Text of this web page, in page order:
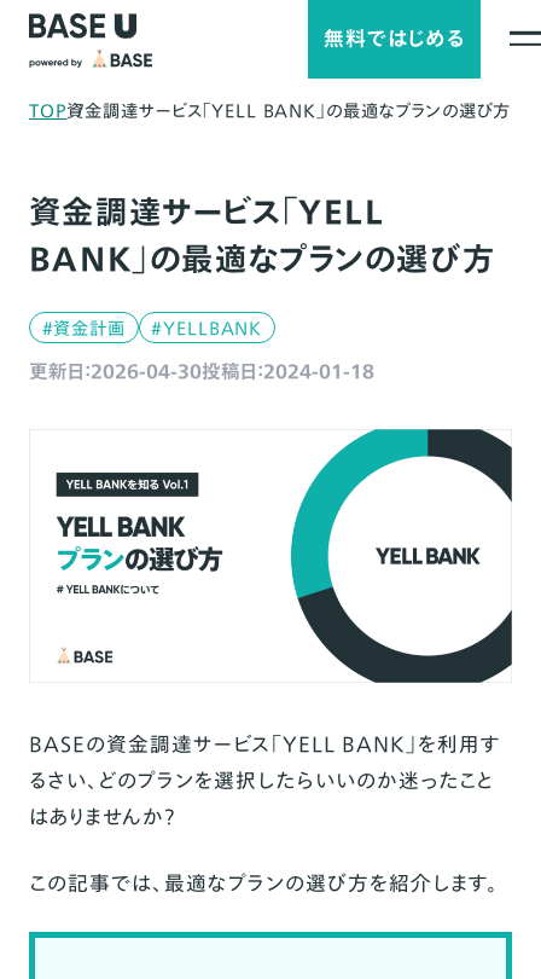
無料ではじめる
TOP資金調達サービス「YELL BANK」の最適なプランの選び方
資金調達サービス「YELL
BANK」の最適なプランの選び方
#資金計画 #YELLBANK
更新日：2026-04-30投稿日：2024-01-18
BASEの資金調達サービス「YELL BANK」を利用す
るさい、どのプランを選択したらいいのか迷ったこと
はありませんか？
この記事では、最適なプランの選び方を紹介します。